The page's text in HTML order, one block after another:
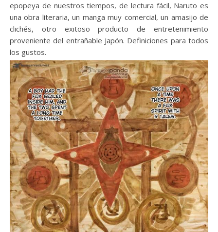
epopeya de nuestros tiempos, de lectura fácil, Naruto es
una obra literaria, un manga muy comercial, un amasijo de
clichés, otro exitoso producto de entretenimiento
proveniente del entrañable Japón. Definiciones para todos
los gustos.